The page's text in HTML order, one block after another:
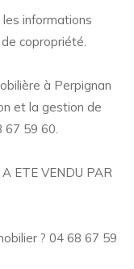
informations
copropriété.
à Perpignan
et la gestion de
67 59 60.
ETE VENDU PAR
? 04 68 67 59